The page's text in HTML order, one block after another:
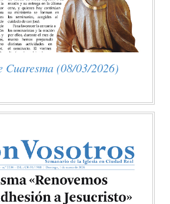
(08/03/2026)